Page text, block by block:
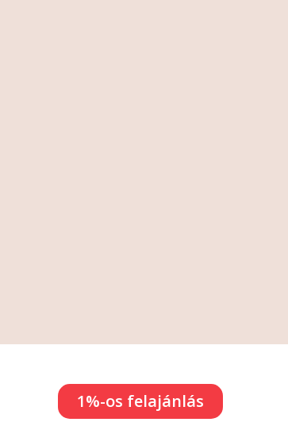
1%-os felajánlás